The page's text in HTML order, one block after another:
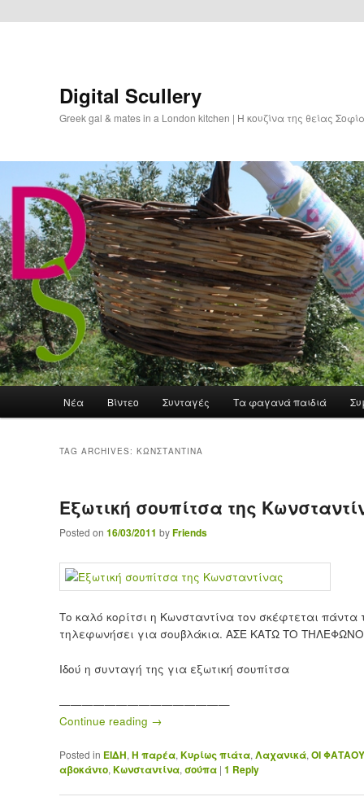
Digital Scullery
Greek gal & mates in a London kitchen | Η κουζίνα της θείας
Skip to primary content
Skip to secondary content
Νέα Βίντεο Συνταγές Τα φαγανά παιδιά
TAG ARCHIVES: ΚΩΝΣΤΑΝΤΊΝΑ
Εξωτική σουπίτσα της
Posted on 16/03/2011 byFriends
Το καλό κορίτσι η Κωνσταντίνα τον σκέφτεται
τηλεφωνήσει για σουβλάκια. ΑΣΕ ΚΑΤΩ ΤΟ
Ιδού η συνταγή της για εξωτική σουπίτσα
———————————————
Continue reading →
Posted in ΕΙΔΗ, Η παρέα, Κυρίως πιάτα, Λαχανικά, ΟΙ
αβοκάντο, Κωνσταντίνα, σούπα | 1 Reply